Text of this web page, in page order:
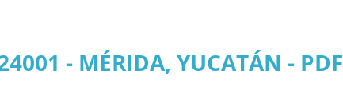
- MÉRIDA, YUCATÁN - PDF